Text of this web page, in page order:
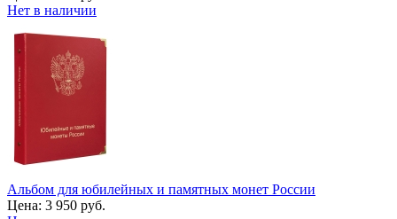
Нет в наличии
Альбом для юбилейных и памятных монет России
Цена: 3 950 руб.